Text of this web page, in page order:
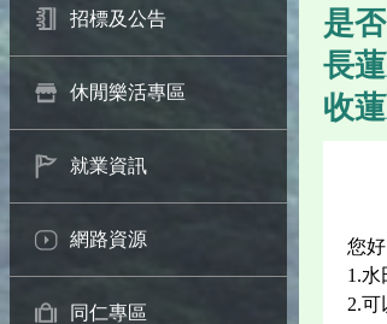
招標及公告
休閒樂活專區
就業資訊
網路資源
同仁專區
是
長
收
您好
1.水
2.可